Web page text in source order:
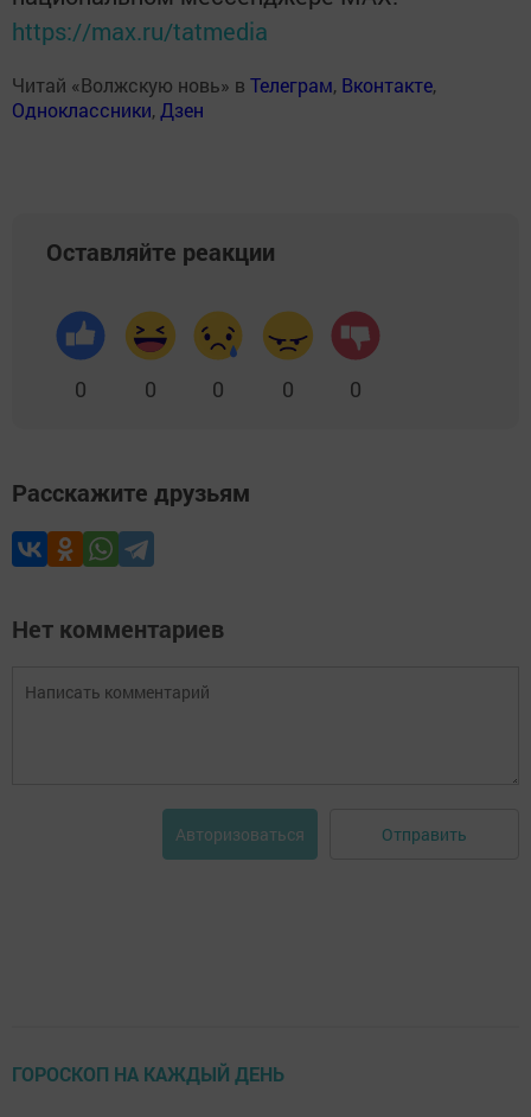
https://max.ru/tatmedia
Читай «Волжскую новь» в Телеграм, Вконтакте,
Одноклассники,Дзен
Оставляйте реакции
0 0 0 0 0
Расскажите друзьям
Нет комментариев
Авторизоваться Отправить
ГОРОСКОП НА КАЖДЫЙ ДЕНЬ